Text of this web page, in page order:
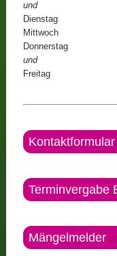
und
Dienstag
Mittwoch
Donnerstag
und
Freitag
Kontaktformular
Terminvergabe
Mängelmelder